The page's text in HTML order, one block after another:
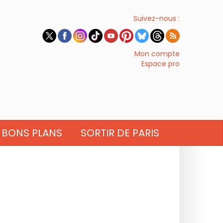
Suivez-nous :
Mon compte
Espace pro
BONS PLANS SORTIR DE PARIS